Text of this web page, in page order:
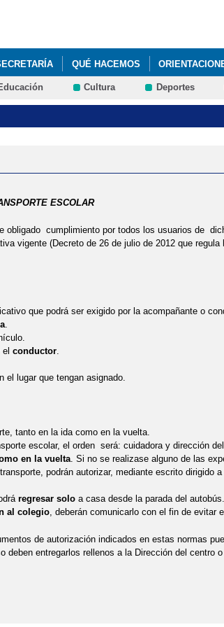
QUÉ HACEMOS
Cultura Deportes
ESCOLAR
obligado cumplimiento por todos los usuarios de
vigente (Decreto de 26 de julio de 2012 que
que podrá ser exigido por la acompañante o
.
elconductor.
el lugar que tengan asignado.
tanto en la ida como en la vuelta.
escolar, el orden será: cuidadora y dirección
en la vuelta. Si no se realizase alguno de las
podrán autorizar, mediante escrito dirigido
regresar solo a casa desde la parada del autobús.
al colegio, deberán comunicarlo con el fin de evitar
de autorización indicados en estas normas
entregarlos rellenos a la Dirección del centro